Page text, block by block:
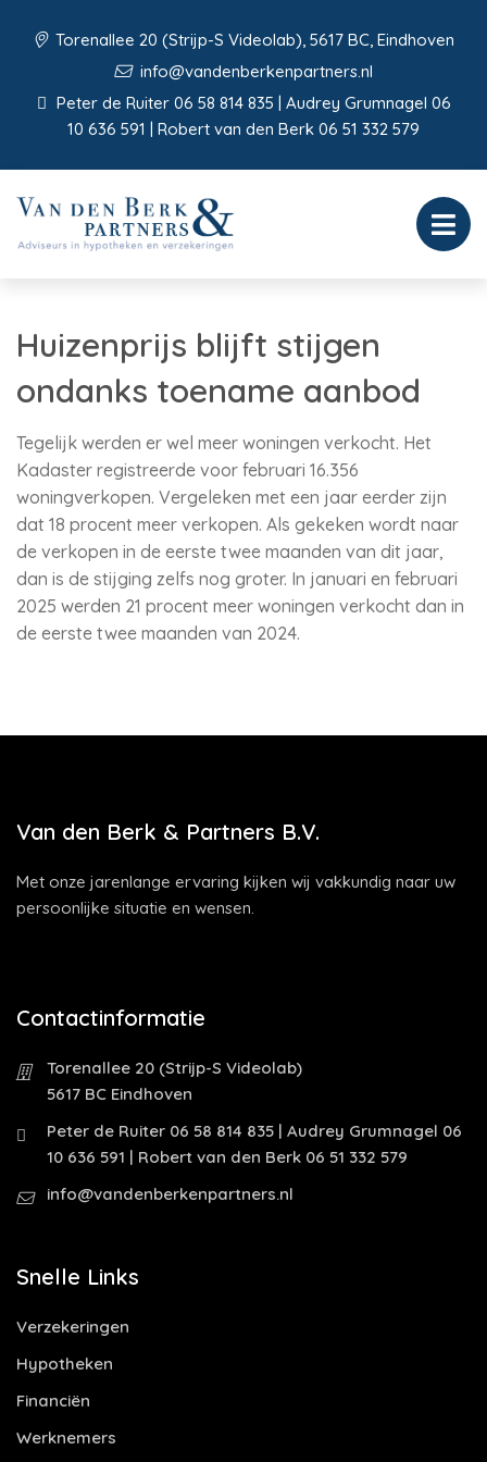
Torenallee 20 (Strijp-S Videolab), 5617 BC, Eindhoven
info@vandenberkenpartners.nl
Peter de Ruiter 06 58 814 835 | Audrey Grumnagel 06
10 636 591 | Robert van den Berk 06 51 332 579
Huizenprijs blijft stijgen
ondanks toename aanbod
Tegelijk werden er wel meer woningen verkocht. Het
Kadaster registreerde voor februari 16.356
woningverkopen. Vergeleken met een jaar eerder zijn
dat 18 procent meer verkopen. Als gekeken wordt naar
de verkopen in de eerste twee maanden van dit jaar,
dan is de stijging zelfs nog groter. In januari en februari
2025 werden 21 procent meer woningen verkocht dan in
de eerste twee maanden van 2024.
Van den Berk & Partners B.V.
Met onze jarenlange ervaring kijken wij vakkundig naar uw
persoonlijke situatie en wensen.
Contactinformatie
Torenallee 20 (Strijp-S Videolab)
5617 BC Eindhoven
Peter de Ruiter 06 58 814 835 | Audrey Grumnagel 06
10 636 591 | Robert van den Berk 06 51 332 579
info@vandenberkenpartners.nl
Snelle Links
Verzekeringen
Hypotheken
Financiën
Werknemers